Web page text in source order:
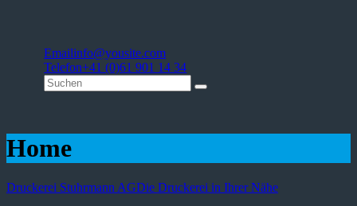
Emailinfo@yousite.com
Telefon+41 (0)61 901 14 34
Home
Druckerei Stuhrmann AGDie Druckerei in Ihrer Nähe